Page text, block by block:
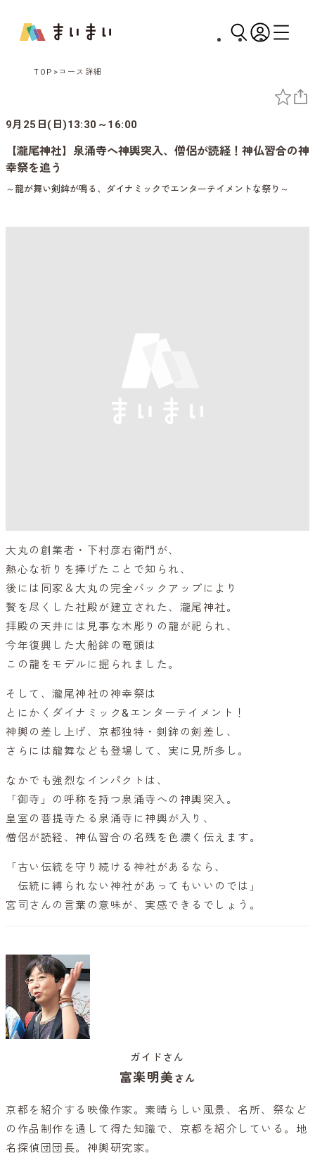
TOP コース詳細
9月25日(日)13:30～16:00
【瀧尾神社】泉涌寺へ神輿突入、僧侶が読経！神仏習合の神
幸祭を追う
～龍が舞い剣鉾が鳴る、ダイナミックでエンターテイメントな祭り～
大丸の創業者・下村彦右衛門が、
熱心な祈りを捧げたことで知られ、
後には同家＆大丸の完全バックアップにより
贅を尽くした社殿が建立された、瀧尾神社。
拝殿の天井には見事な木彫りの龍が祀られ、
今年復興した大船鉾の竜頭は
この龍をモデルに掘られました。
そして、瀧尾神社の神幸祭は
とにかくダイナミック&エンターテイメント！
神輿の差し上げ、京都独特・剣鉾の剣差し、
さらには龍舞なども登場して、実に見所多し。
なかでも強烈なインパクトは、
「御寺」の呼称を持つ泉涌寺への神輿突入。
皇室の菩提寺たる泉涌寺に神輿が入り、
僧侶が読経、神仏習合の名残を色濃く伝えます。
「古い伝統を守り続ける神社があるなら、
伝統に縛られない神社があってもいいのでは」
宮司さんの言葉の意味が、実感できるでしょう。
ガイドさん
富楽明美 さん
京都を紹介する映像作家。素晴らしい風景、名所、祭など
の作品制作を通して得た知識で、京都を紹介している。地
名探偵団団長。神輿研究家。